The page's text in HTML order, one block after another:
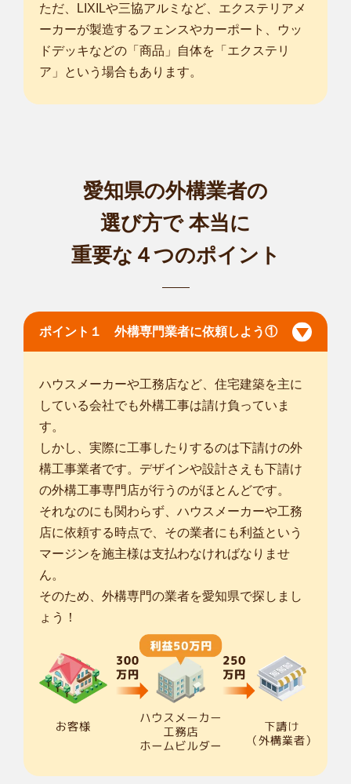
ただ、LIXILや三協アルミなど、エクステリアメ
ーカーが製造するフェンスやカーポート、ウッ
ドデッキなどの「商品」自体を「エクステリ
ア」という場合もあります。
愛知県の外構業者の
選び方で本当に
重要な４つのポイント
ポイント１ 外構専門業者に依頼しよう①
ハウスメーカーや工務店など、住宅建築を主に
している会社でも外構工事は請け負っていま
す。
しかし、実際に工事したりするのは下請けの外
構工事業者です。デザインや設計さえも下請け
の外構工事専門店が行うのがほとんどです。
それなのにも関わらず、ハウスメーカーや工務
店に依頼する時点で、その業者にも利益という
マージンを施主様は支払わなければなりませ
ん。
そのため、外構専門の業者を愛知県で探しまし
ょう！